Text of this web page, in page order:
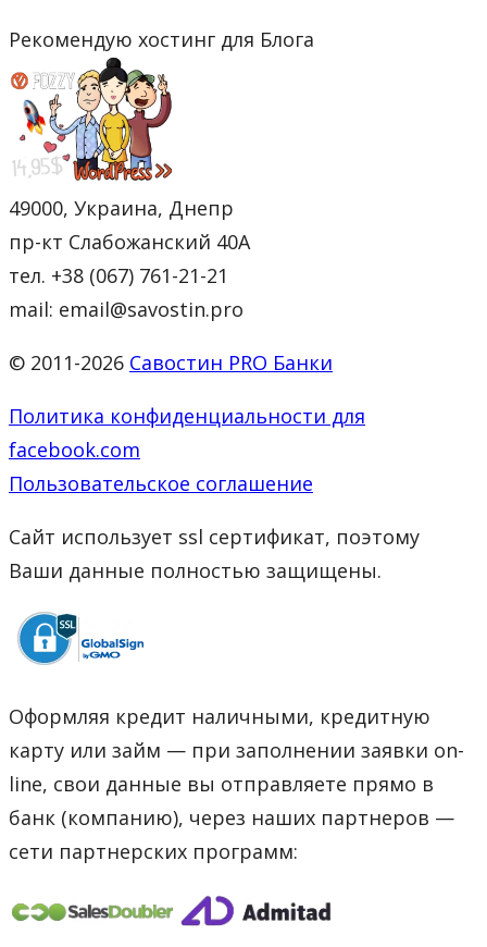
Рекомендую хостинг для Блога
49000, Украина, Днепр
пр-кт Слабожанский 40А
тел. +38 (067) 761-21-21
mail: email@savostin.pro
© 2011-2026 Савостин PRO Банки
Политика конфиденциальности для
facebook.com
Пользовательское соглашение
Сайт использует ssl сертификат, поэтому
Ваши данные полностью защищены.
Оформляя кредит наличными, кредитную
карту или займ — при заполнении заявки on-
line, свои данные вы отправляете прямо в
банк (компанию), через наших партнеров —
сети партнерских программ: